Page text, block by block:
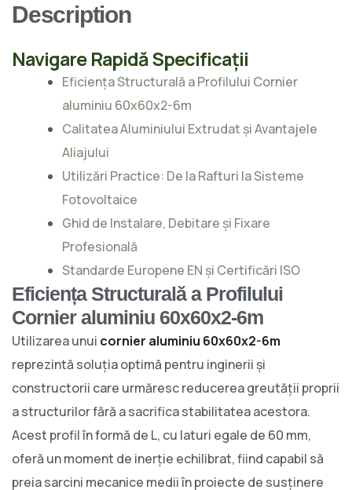
Description
Navigare Rapidă Specificații
Eficiența Structurală a Profilului Cornier
aluminiu 60x60x2-6m
Calitatea Aluminiului Extrudat și Avantajele
Aliajului
Utilizări Practice: De la Rafturi la Sisteme
Fotovoltaice
Ghid de Instalare, Debitare și Fixare
Profesională
Standarde Europene EN și Certificări ISO
Eficiența Structurală a Profilului
Cornier aluminiu 60x60x2-6m
Utilizarea unui cornier aluminiu 60x60x2-6m
reprezintă soluția optimă pentru inginerii și
constructorii care urmăresc reducerea greutății proprii
a structurilor fără a sacrifica stabilitatea acestora.
Acest profil în formă de L, cu laturi egale de 60 mm,
oferă un moment de inerție echilibrat, fiind capabil să
preia sarcini mecanice medii în proiecte de susținere